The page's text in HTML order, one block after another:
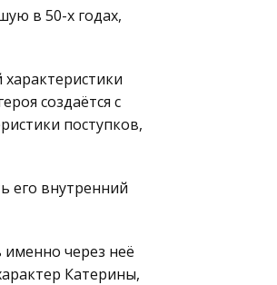
в 50-х годах,
создаётся с
поступков,
его внутренний
именно через неё
Катерины,